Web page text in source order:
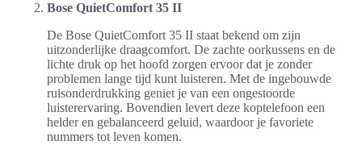
Bose QuietComfort 35 II
De Bose QuietComfort 35 II staat bekend om zijn
uitzonderlijke draagcomfort. De zachte oorkussens en de
lichte druk op het hoofd zorgen ervoor dat je zonder
problemen lange tijd kunt luisteren. Met de ingebouwde
ruisonderdrukking geniet je van een ongestoorde
luisterervaring. Bovendien levert deze koptelefoon een
helder en gebalanceerd geluid, waardoor je favoriete
nummers tot leven komen.